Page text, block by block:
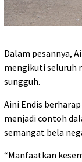
Dalam pesannya,
mengikuti seluruh
sungguh.
Aini Endis
menjadi contoh
semangat bela
“Manfaatkan